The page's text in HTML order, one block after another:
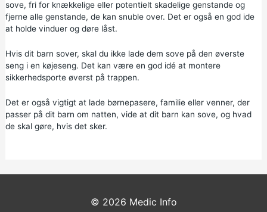
sove, fri for knækkelige eller potentielt skadelige genstande og
fjerne alle genstande, de kan snuble over. Det er også en god ide
at holde vinduer og døre låst.
Hvis dit barn sover, skal du ikke lade dem sove på den øverste
seng i en køjeseng. Det kan være en god idé at montere
sikkerhedsporte øverst på trappen.
Det er også vigtigt at lade børnepasere, familie eller venner, der
passer på dit barn om natten, vide at dit barn kan sove, og hvad
de skal gøre, hvis det sker.
© 2026 Medic Info